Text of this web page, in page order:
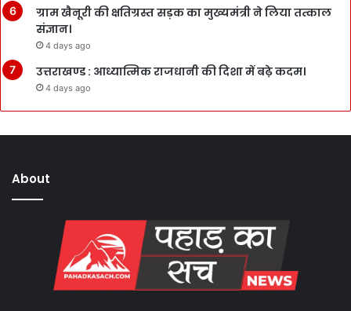
ग्राम खैनूरी की क्षतिग्रस्त सड़क का मुख्यमंत्री ने लिया तत्काल
संज्ञान।
4 days ago
उत्तराखण्ड : आध्यात्मिक राजधानी की दिशा में बढ़े कदम।
4 days ago
About